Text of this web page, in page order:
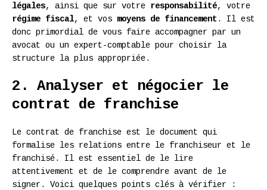
légales, ainsi que sur votre responsabilité, votre
régime fiscal, et vos moyens de financement . Il est
donc primordial de vous faire accompagner par un
avocat ou un expert-comptable pour choisir la
structure la plus appropriée.
2. Analyser et négocier le
contrat de franchise
Le contrat de franchise est le document qui
formalise les relations entre le franchiseur et le
franchisé. Il est essentiel de le lire
attentivement et de le comprendre avant de le
signer. Voici quelques points clés à vérifier :